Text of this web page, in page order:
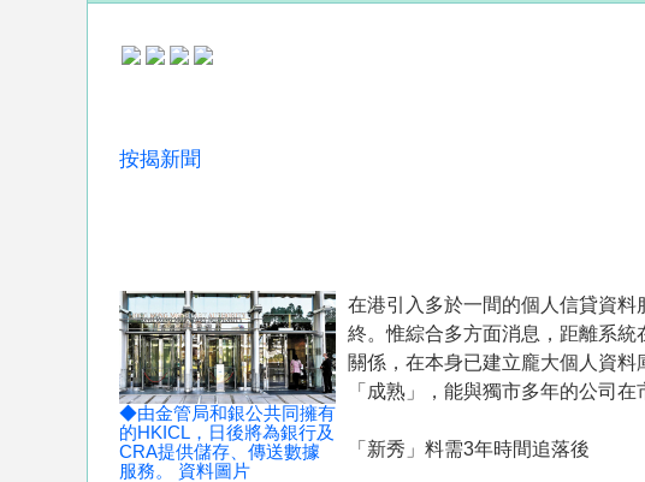
按揭新聞
◆由金管局和銀公共同擁有
的HKICL，日後將為銀行及
CRA提供儲存、傳送數據
服務。 資料圖片
在港引入多於一間的個人信貸資
終。惟綜合多方面消息，距離系
關係，在本身已建立龐大個人資
「成熟」，能與獨市多年的公司
「新秀」料需3年時間追落後